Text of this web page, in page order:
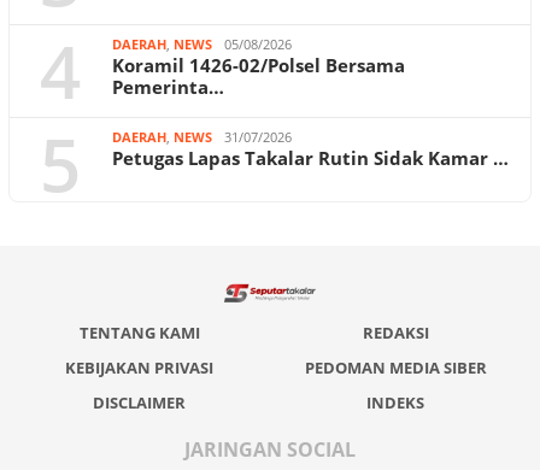
4 DAERAH, NEWS 05/08/2026
Koramil 1426-02/Polsel Bersama
Pemerinta…
5 DAERAH, NEWS 31/07/2026
Petugas Lapas Takalar Rutin Sidak Kamar …
TENTANG KAMI
REDAKSI
KEBIJAKAN PRIVASI
PEDOMAN MEDIA SIBER
DISCLAIMER
INDEKS
JARINGAN SOCIAL